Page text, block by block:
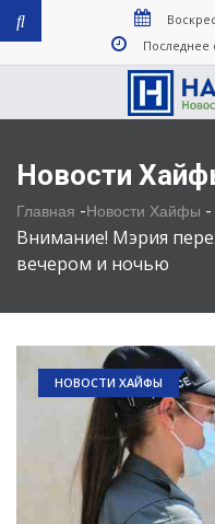
Последнее
Новости
Главная -Новости Хайфы -
Внимание! Мэрия
вечером и ночью
НОВОСТИ ХАЙФЫ